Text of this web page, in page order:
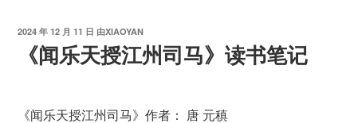
发
2024 年 12 月 11 日 由XIAOYAN
《闻乐天授江州司马》读书笔记
《闻乐天授江州司马》作者： 唐 元稹